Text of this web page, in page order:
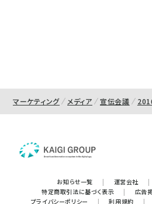
マーケティング メディア 宣伝会議
お知らせ一覧 | 運営会社 |
特定商取引法に基づく表示
| 広告
プライバシーポリシー
| 利用規約 |